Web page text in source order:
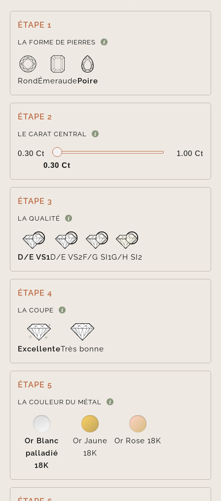
ÉTAPE 1
LA FORME DE PIERRES
RondÉmeraudePoire
ÉTAPE 2
LE CARAT CENTRAL
0.30 Ct
1.00 Ct
0.30 Ct
ÉTAPE 3
LA QUALITÉ
D/E VS1D/E VS2 F/G SI1G/H SI2
ÉTAPE 4
LA COUPE
ExcellenteTrès bonne
ÉTAPE 5
LA COULEUR DU MÉTAL
Or Blanc
palladié
18K
Or Jaune
18K
Or Rose 18K